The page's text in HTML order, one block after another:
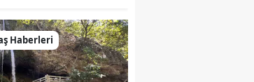
Haberleri